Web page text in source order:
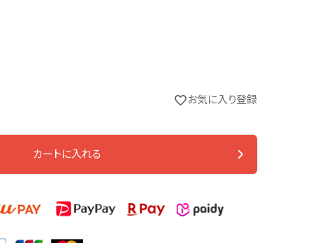
お気に入り登録
カートに入れる